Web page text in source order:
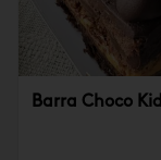
Barra Choco